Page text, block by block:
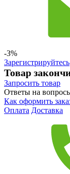
-3%
Зарегистрируйтесь
Товар
Запросить товар
Ответы на
Как оформить
Оплата Доставка